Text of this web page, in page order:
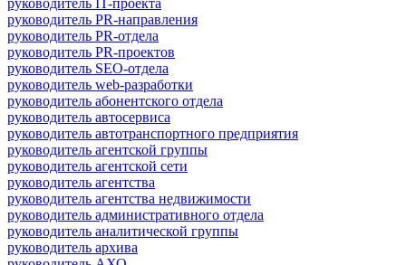
руководитель PR-направления
руководитель PR-отдела
руководитель PR-проектов
руководитель SEO-отдела
руководитель web-разработки
руководитель абонентского отдела
руководитель автосервиса
руководитель автотранспортного предприятия
руководитель агентской группы
руководитель агентской сети
руководитель агентства
руководитель агентства недвижимости
руководитель административного отдела
руководитель аналитической группы
руководитель архива